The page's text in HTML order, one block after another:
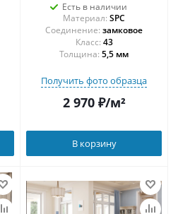
Есть в наличии
Материал: SPC
Соединение: замковое
43
Толщина: 5,5 мм
Получить фото образца
2 970₽/м²
В корзину